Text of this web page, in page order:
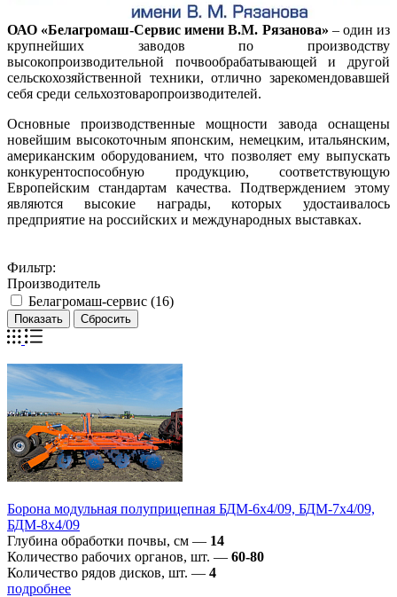
ОАО «Белагромаш-Сервис имени В.М. Рязанова» – один из
крупнейших заводов по производству
высокопроизводительной почвообрабатывающей и другой
сельскохозяйственной техники, отлично зарекомендовавшей
себя среди сельхозтоваропроизводителей.
Основные производственные мощности завода оснащены
новейшим высокоточным японским, немецким, итальянским,
американским оборудованием, что позволяет ему выпускать
конкурентоспособную продукцию, соответствующую
Европейским стандартам качества. Подтверждением этому
являются высокие награды, которых удостаивалось
предприятие на российских и международных выставках.
Фильтр:
Производитель
Белагромаш-сервис (16)
Борона модульная полуприцепная БДМ-6х4/09, БДМ-7х4/09,
БДМ-8х4/09
Глубина обработки почвы, см — 14
Количество рабочих органов, шт. — 60-80
Количество рядов дисков, шт. — 4
подробнее